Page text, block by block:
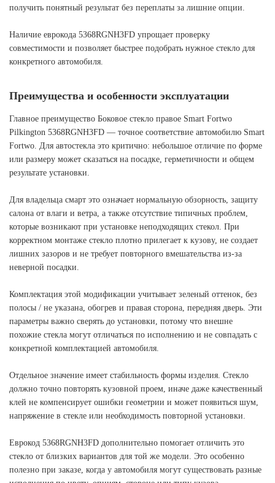
получить понятный результат без переплаты за лишние опции.
Наличие еврокода 5368RGNH3FD упрощает проверку
совместимости и позволяет быстрее подобрать нужное стекло для
конкретного автомобиля.
Преимущества и особенности эксплуатации
Главное преимущество Боковое стекло правое Smart Fortwo
Pilkington 5368RGNH3FD — точное соответствие автомобилю Smart
Fortwo. Для автостекла это критично: небольшое отличие по форме
или размеру может сказаться на посадке, герметичности и общем
результате установки.
Для владельца смарт это означает нормальную обзорность, защиту
салона от влаги и ветра, а также отсутствие типичных проблем,
которые возникают при установке неподходящих стекол. При
корректном монтаже стекло плотно прилегает к кузову, не создает
лишних зазоров и не требует повторного вмешательства из-за
неверной посадки.
Комплектация этой модификации учитывает зеленый оттенок, без
полосы / не указана, обогрев и правая сторона, передняя дверь. Эти
параметры важно сверять до установки, потому что внешне
похожие стекла могут отличаться по исполнению и не совпадать с
конкретной комплектацией автомобиля.
Отдельное значение имеет стабильность формы изделия. Стекло
должно точно повторять кузовной проем, иначе даже качественный
клей не компенсирует ошибки геометрии и может появиться шум,
напряжение в стекле или необходимость повторной установки.
Еврокод 5368RGNH3FD дополнительно помогает отличить это
стекло от близких вариантов для той же модели. Это особенно
полезно при заказе, когда у автомобиля могут существовать разные